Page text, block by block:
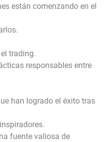
están comenzando en el
trading.
responsables entre
han logrado el éxito tras
fuente valiosa de